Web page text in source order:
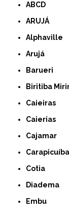
ABCD
ARUJÁ
Alphaville
Arujá
Barueri
Biritiba
Caieiras
Caierias
Cajamar
Carapicuíba
Cotia
Diadema
Embu